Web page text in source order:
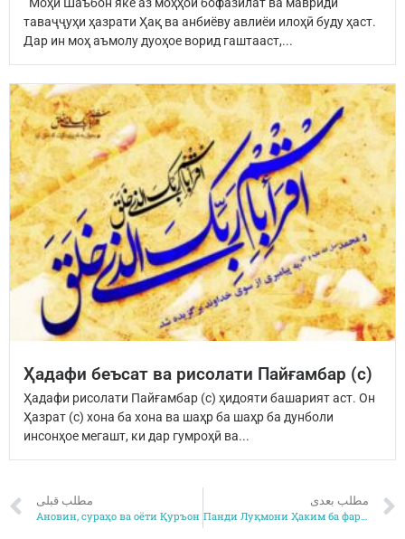
таваҷҷуҳи ҳазрати Ҳақ ва анбиёву авлиёи илоҳӣ буду ҳаст.
Дар ин моҳ аъмолу дуоҳое ворид гаштааст,...
Ҳадафи беъсат ва рисолати Пайғамбар (с)
Ҳадафи рисолати Пайғамбар (с) ҳидояти башарият аст. Он
Ҳазрат (с) хона ба хона ва шаҳр ба шаҳр ба дунболи
инсонҳое мегашт, ки дар гумроҳӣ ва...
مطلب قبلی
Ановин, сураҳо ва оёти Қуръон
مطلب بعدی
Панди Луқмони Ҳаким ба фарзандаш.